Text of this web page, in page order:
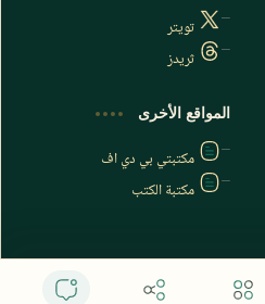
تويتر
ثريدز
المواقع الأخرى
مكتبتي بي دي اف
مكتبة الكتب